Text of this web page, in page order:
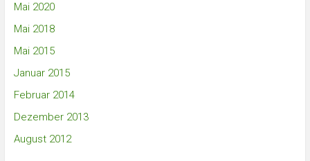
Mai 2020
Mai 2018
Mai 2015
Januar 2015
Februar 2014
Dezember 2013
August 2012